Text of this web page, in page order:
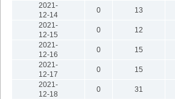
2021-
12-14
0 13
2021-
12-15
0 12
2021-
12-16
0 15
2021-
12-17
0 15
2021-
12-18
0 31